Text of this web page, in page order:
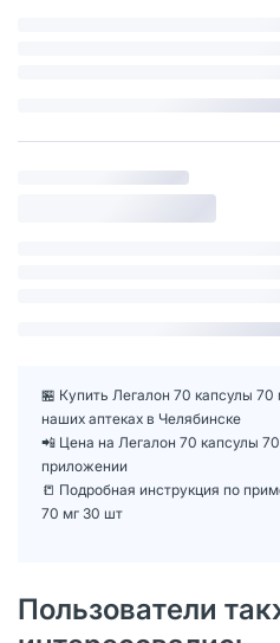
🏪 Купить Легалон 70 капсулы
наших аптеках в Челябинске
📲 Цена на Легалон 70 капсулы
приложении
📒 Подробная инструкция по
70 мг 30 шт
Пользователи